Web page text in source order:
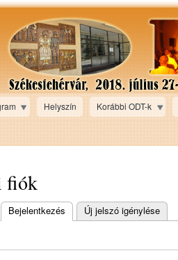
Ugrás a
tartalomra
Helyszín Korábbi ODT-k
fiók
Bejelentkezés (aktív fül)
Új jelszó igénylése